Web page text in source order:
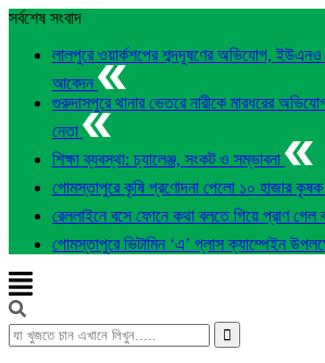
সর্বশেষ সংবাদ
লালপুরে ওয়ার্কশপের শব্দদূষণের অভিযোগ, ইউএনও
আবেদন
গুরুদাসপুরে থানার ভেতরে নারীকে মারধরের
নেতা
শিক্ষা ব্যবস্থা: চ্যালেঞ্জ, সংকট ও সম্ভাবনা
গোমস্তাপুরে কৃষি প্রণোদনা পেলো ১০ হাজার কৃষক
রেললাইনে বসে ফোনে কথা বলতে গিয়ে প্রাণ গেল
গোমস্তাপুরে ভিটামিন ‘এ’ প্লাস ক্যাম্পেইন